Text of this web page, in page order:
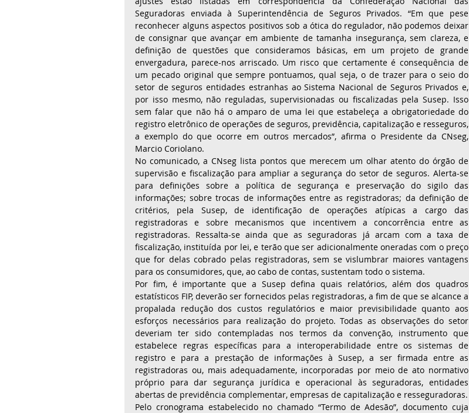
Seguradoras enviada à Superintendência de Seguros Privados. “Em que pese
reconhecer alguns aspectos positivos sob a ótica do regulador, não podemos deixar
de consignar que avançar em ambiente de tamanha insegurança, sem clareza, e
definição de questões que consideramos básicas, em um projeto de grande
envergadura, parece-nos arriscado. Um risco que certamente é consequência de
um pecado original que sempre pontuamos, qual seja, o de trazer para o seio do
setor de seguros entidades estranhas ao Sistema Nacional de Seguros Privados e,
por isso mesmo, não reguladas, supervisionadas ou fiscalizadas pela Susep. Isso
sem falar que não há o amparo de uma lei que estabeleça a obrigatoriedade do
registro eletrônico de operações de seguros, previdência, capitalização e resseguros,
a exemplo do que ocorre em outros mercados”, afirma o Presidente da CNseg,
Marcio Coriolano.
No comunicado, a CNseg lista pontos que merecem um olhar atento do órgão de
supervisão e fiscalização para ampliar a segurança do setor de seguros. Alerta-se
para definições sobre a política de segurança e preservação do sigilo das
informações; sobre trocas de informações entre as registradoras; da definição de
critérios, pela Susep, de identificação de operações atípicas a cargo das
registradoras e sobre mecanismos que incentivem a concorrência entre as
registradoras. Ressalta-se ainda que as seguradoras já arcam com a taxa de
fiscalização, instituída por lei, e terão que ser adicionalmente oneradas com o preço
que for delas cobrado pelas registradoras, sem se vislumbrar maiores vantagens
para os consumidores, que, ao cabo de contas, sustentam todo o sistema.
Por fim, é importante que a Susep defina quais relatórios, além dos quadros
estatísticos FIP, deverão ser fornecidos pelas registradoras, a fim de que se alcance a
propalada redução dos custos regulatórios e maior previsibilidade quanto aos
esforços necessários para realização do projeto. Todas as observações do setor
deveriam ter sido contempladas nos termos da convenção, instrumento que
estabelece regras específicas para a interoperabilidade entre os sistemas de
registro e para a prestação de informações à Susep, a ser firmada entre as
registradoras ou, mais adequadamente, incorporadas por meio de ato normativo
próprio para dar segurança jurídica e operacional às seguradoras, entidades
Pelo cronograma estabelecido no chamado “Termo de Adesão”, documento cuja